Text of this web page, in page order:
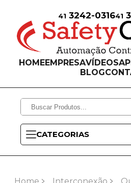
41 3242-031641
HOMEEMPRESAVÍDEOS
BLOG
CATEGORIAS